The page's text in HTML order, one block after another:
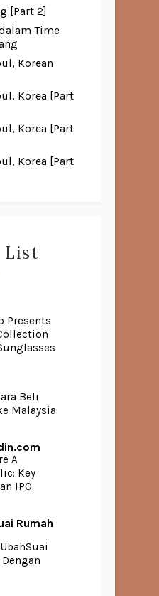
[Part 2]
Time
Korean
Korea [Part
Korea [Part
Korea [Part
List
Presents
Beli
Malaysia
A
Key
IPO
Rumah